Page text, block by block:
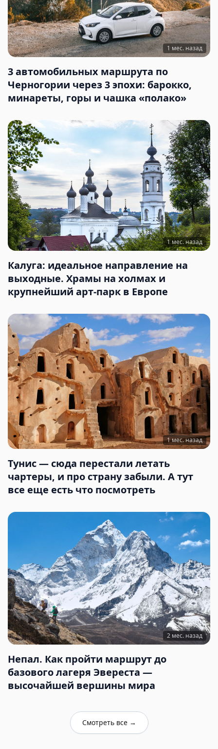
1 мес. назад
3 автомобильных маршрута по
Черногории через 3 эпохи: барокко,
минареты, горы и чашка «полако»
1 мес. назад
Калуга: идеальное направление на
выходные. Храмы на холмах и
крупнейший арт-парк в Европе
1 мес. назад
Тунис — сюда перестали летать
чартеры, и про страну забыли. А тут
все еще есть что посмотреть
2 мес. назад
Непал. Как пройти маршрут до
базового лагеря Эвереста —
высочайшей вершины мира
Смотреть все→